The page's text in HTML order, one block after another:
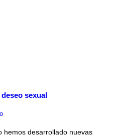
sexual
hemos desarrollado nuevas